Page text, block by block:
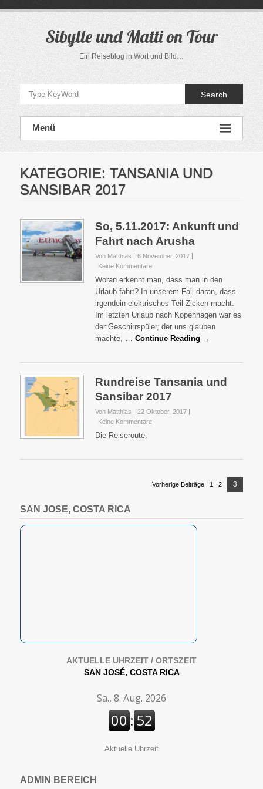
Sibylle und Matti on Tour
Ein Reiseblog in Wort und Bild…
Search
Menü
KATEGORIE: TANSANIA UND
SANSIBAR 2017
So, 5.11.2017: Ankunft und
Fahrt nach Arusha
Von Matthias
6 November, 2017
Keine Kommentare
Woran erkennt man, dass man in den
Urlaub fährt? In unserem Fall daran, dass
irgendein elektrisches Teil Zicken macht.
Im letzten Urlaub nach Kopenhagen war es
der Geschirrspüler, der uns glauben
machte, … Continue Reading →
Rundreise Tansania und
Sansibar 2017
Von Matthias
22 Oktober, 2017
Keine Kommentare
Die Reiseroute:
Beiträge
Vorherige Beiträge Page
1 Page
2 3
SAN JOSE, COSTA RICA
AKTUELLE UHRZEIT / ORTSZEIT
SAN JOSÉ, COSTA RICA
Aktuelle Uhrzeit
ADMIN BEREICH